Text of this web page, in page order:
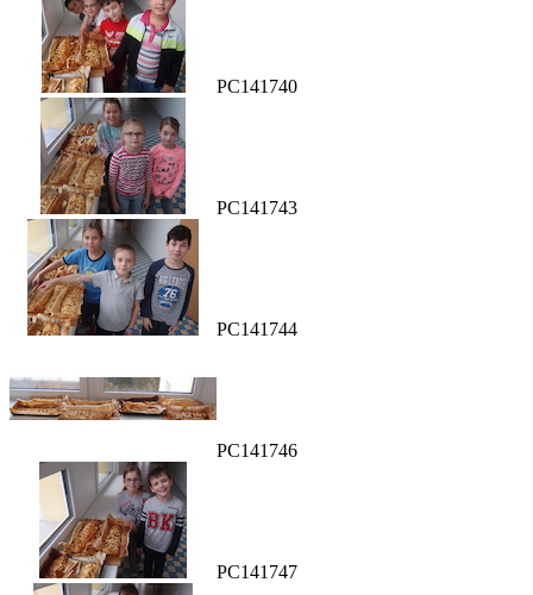
PC141740
PC141743
PC141744
PC141746
PC141747